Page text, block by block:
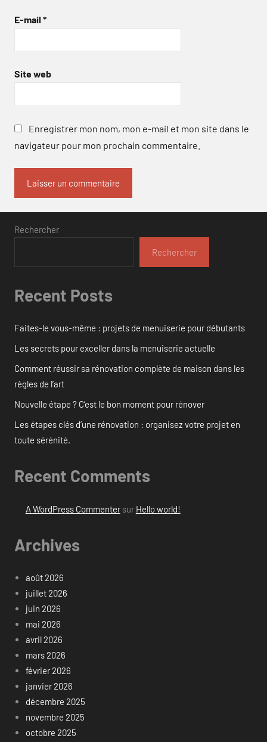
E-mail *
Site web
Enregistrer mon nom, mon e-mail et mon site dans le
navigateur pour mon prochain commentaire.
Rechercher
Rechercher
Recent Posts
Faites-le vous-même : projets de menuiserie pour débutants
Les secrets pour exceller dans la menuiserie actuelle
Comment réussir sa rénovation complète de maison dans les
règles de l’art
Nouvelle étape ? C’est le bon moment pour rénover
Les étapes clés d’une rénovation : organisez votre projet en
toute sérénité.
Recent Comments
A WordPress Commentersur Hello world!
Archives
août 2026
juillet 2026
juin 2026
mai 2026
avril 2026
mars 2026
février 2026
janvier 2026
décembre 2025
novembre 2025
octobre 2025